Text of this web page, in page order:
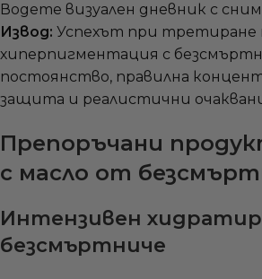
Водете визуален дневник с
Извод: Успехът при третиране
хиперпигментация с
постоянство, правилна
защита и реалистични
Препоръчани
с масло от
Интензивен
безсмъртниче